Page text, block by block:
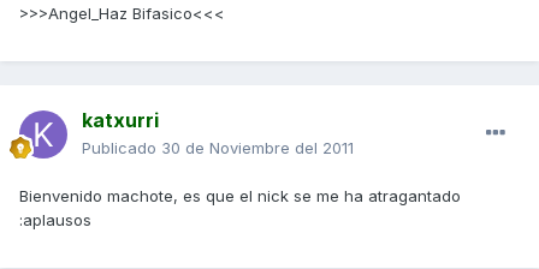
>>>Angel_Haz Bifasico<<<
katxurri
Publicado 30 de Noviembre del 2011
Bienvenido machote, es que el nick se me ha atragantado
:aplausos